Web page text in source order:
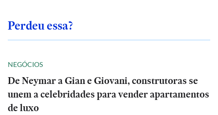
Perdeu essa?
NEGÓCIOS
De Neymar a Gian e Giovani, construtoras se
unem a celebridades para vender apartamentos
de luxo